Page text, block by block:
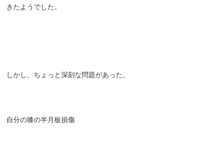
きたようでした。
しかし、ちょっと深刻な問題があった。
自分の膝の半月板損傷